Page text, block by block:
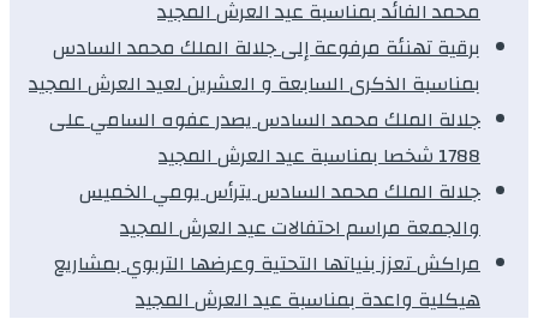
محمد الفائد بمناسبة عيد العرش المجيد
برقية تهنئة مرفوعة إلى جلالة الملك محمد السادس
بمناسبة الذكرى السابعة و العشرين لعيد العرش المجيد
جلالة الملك محمد السادس يصدر عفوه السامي على
1788 شخصا بمناسبة عيد العرش المجيد
جلالة الملك محمد السادس يترأس يومي الخميس
والجمعة مراسم احتفالات عيد العرش المجيد
مراكش تعزز بنياتها التحتية وعرضها التربوي بمشاريع
هيكلية واعدة بمناسبة عيد العرش المجيد